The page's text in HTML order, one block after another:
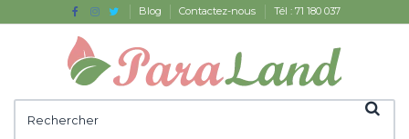
Blog Contactez-nous Tél : 71 180 037